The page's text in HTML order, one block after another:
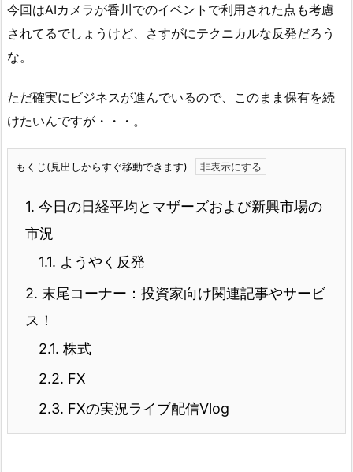
今回はAIカメラが香川でのイベントで利用された点も考慮
されてるでしょうけど、さすがにテクニカルな反発だろう
な。
ただ確実にビジネスが進んでいるので、このまま保有を続
けたいんですが・・・。
もくじ(見出しからすぐ移動できます)
1. 今日の日経平均とマザーズおよび新興市場の
市況
1.1. ようやく反発
2. 末尾コーナー：投資家向け関連記事やサービ
ス！
2.1. 株式
2.2. FX
2.3. FXの実況ライブ配信Vlog